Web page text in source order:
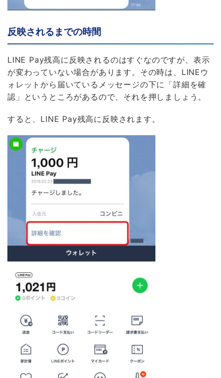
反映されるまでの時間
LINE Pay残高に反映されるのはすぐなのですが、表示
が変わっていない場合があります。その時は、LINEウ
ォレットから届いているメッセージの下に「詳細を確
認」というところがあるので、それを押しましょう。
すると、LINE Pay残高に反映されます。